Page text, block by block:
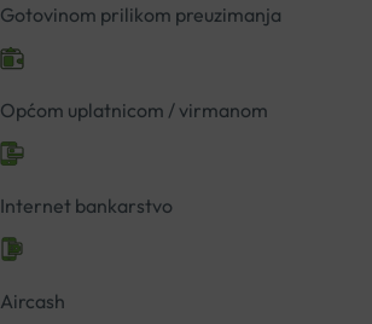
Gotovinom prilikom preuzimanja
Općom uplatnicom / virmanom
Internet bankarstvo
Aircash